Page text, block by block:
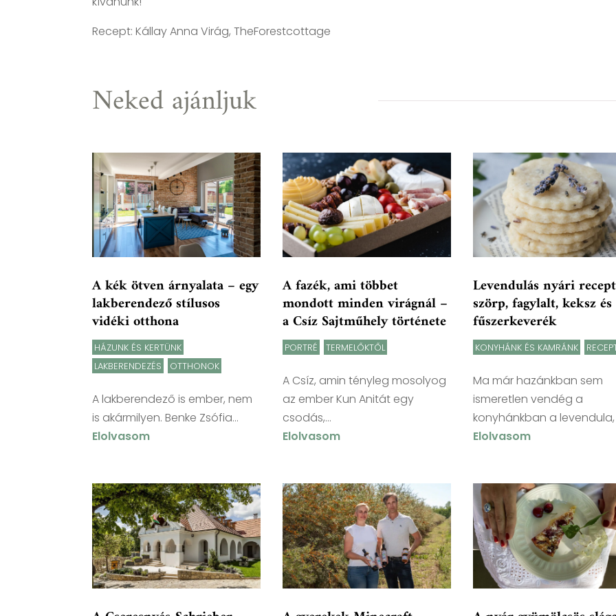
Recept: Kállay Anna Virág, TheForestcottage
Neked ajánljuk
A kék ötven árnyalata – egy
lakberendező stílusos
vidéki otthona
HÁZUNK ÉS KERTÜNK
LAKBERENDEZÉS
OTTHONOK
A lakberendező is ember, nem
is akármilyen. Benke Zsófia...
Elolvasom
A fazék, ami többet
mondott minden virágnál –
a Csíz Sajtműhely története
PORTRÉ TERMELŐKTŐL
A Csíz, amin tényleg mosolyog
az ember Kun Anitát egy
csodás,...
Elolvasom
Levendulás nyári
szörp, fagylalt, keksz és
fűszerkeverék
KONYHÁNK ÉS KAMRÁNK
Ma már hazánkban sem
ismeretlen vendég a
konyhánkban a levendula,
Elolvasom